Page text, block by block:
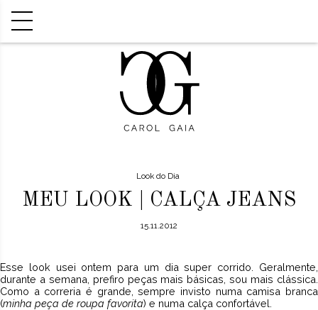
Look do Dia
MEU LOOK | CALÇA JEANS
15.11.2012
Esse look usei ontem para um dia super corrido. Geralmente,
durante a semana, prefiro peças mais básicas, sou mais clássica.
Como a correria é grande, sempre invisto numa camisa branca
(minha peça de roupa favorita) e numa calça confortável.